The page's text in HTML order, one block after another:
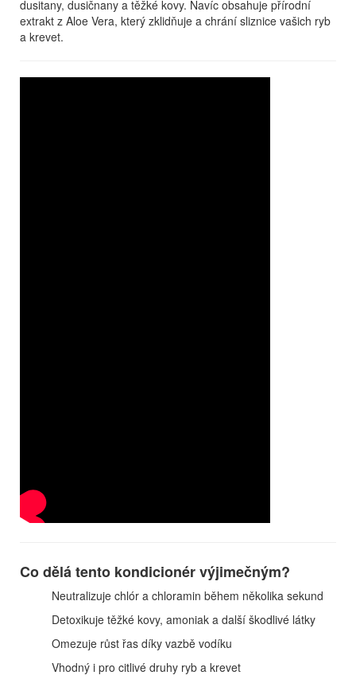
dusitany, dusičnany a těžké kovy. Navíc obsahuje přírodní
extrakt z Aloe Vera, který zklidňuje a chrání sliznice vašich ryb
a krevet.
Co dělá tento kondicionér výjimečným?
Neutralizuje chlór a chloramin během několika sekund
Detoxikuje těžké kovy, amoniak a další škodlivé látky
Omezuje růst řas díky vazbě vodíku
Vhodný i pro citlivé druhy ryb a krevet